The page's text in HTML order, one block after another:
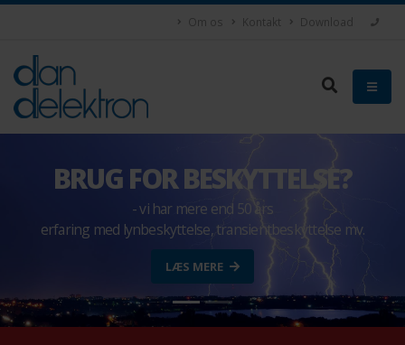
Om os Kontakt Download
BRUG FOR BESKYTTELSE?
- vi har mere end 50 års
erfaring med lynbeskyttelse, transientbeskyttelse mv.
LÆS MERE